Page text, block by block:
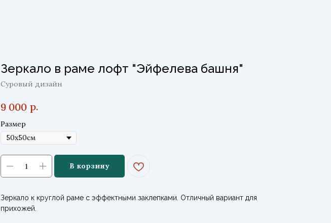
Зеркало в раме лофт "Эйфелева башня"
Суровый дизайн
9 000 р.
Размер
В корзину
Зеркало к круглой раме с эффектными заклепками. Отличный вариант для
прихожей.